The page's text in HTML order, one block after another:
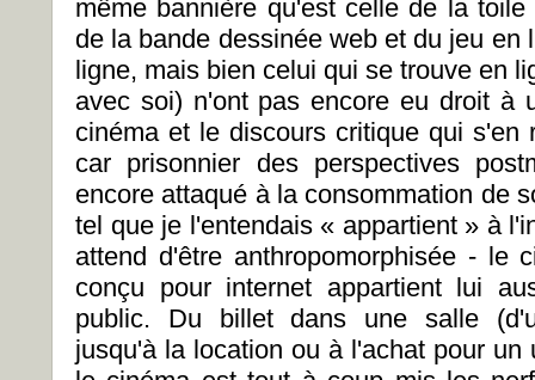
même bannière qu'est celle de la
de la bande dessinée web et du jeu en
ligne, mais bien celui qui se trouve en
avec soi) n'ont pas encore eu droit à
cinéma et le discours critique qui s'en
car prisonnier des perspectives
encore attaqué à la consommation de
tel que je l'entendais « appartient » à
attend d'être anthropomorphisée - le
conçu pour internet appartient lui
public. Du billet dans une salle
jusqu'à la location ou à l'achat pour